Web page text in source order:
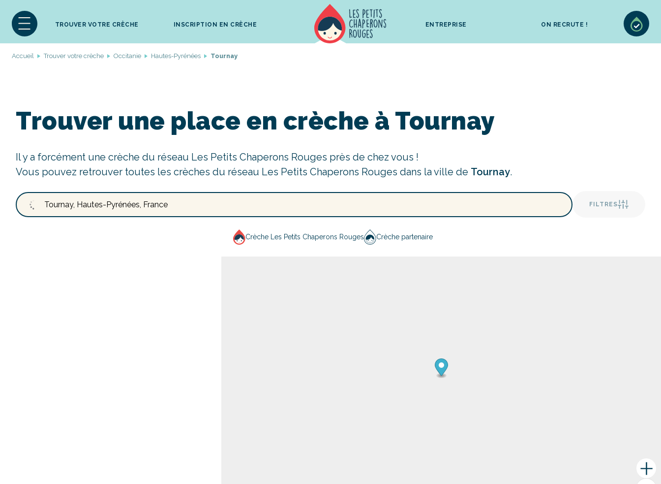
TROUVER VOTRE CRÈCHE INSCRIPTION EN CRÈCHE ENTREPRISE ON RECRUTE !
Accueil Trouver votre crèche Occitanie Hautes-Pyrénées Tournay
Trouver une place en crèche à Tournay
Il y a forcément une crèche du réseau Les Petits Chaperons Rouges près de chez vous !
Vous pouvez retrouver toutes les crèches du réseau Les Petits Chaperons Rouges dans la ville de Tournay.
FILTRES
Crèche Les Petits Chaperons Rouges Crèche partenaire